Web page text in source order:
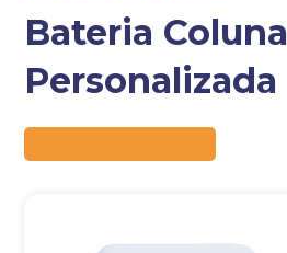
Bateria Coluna
Personalizada